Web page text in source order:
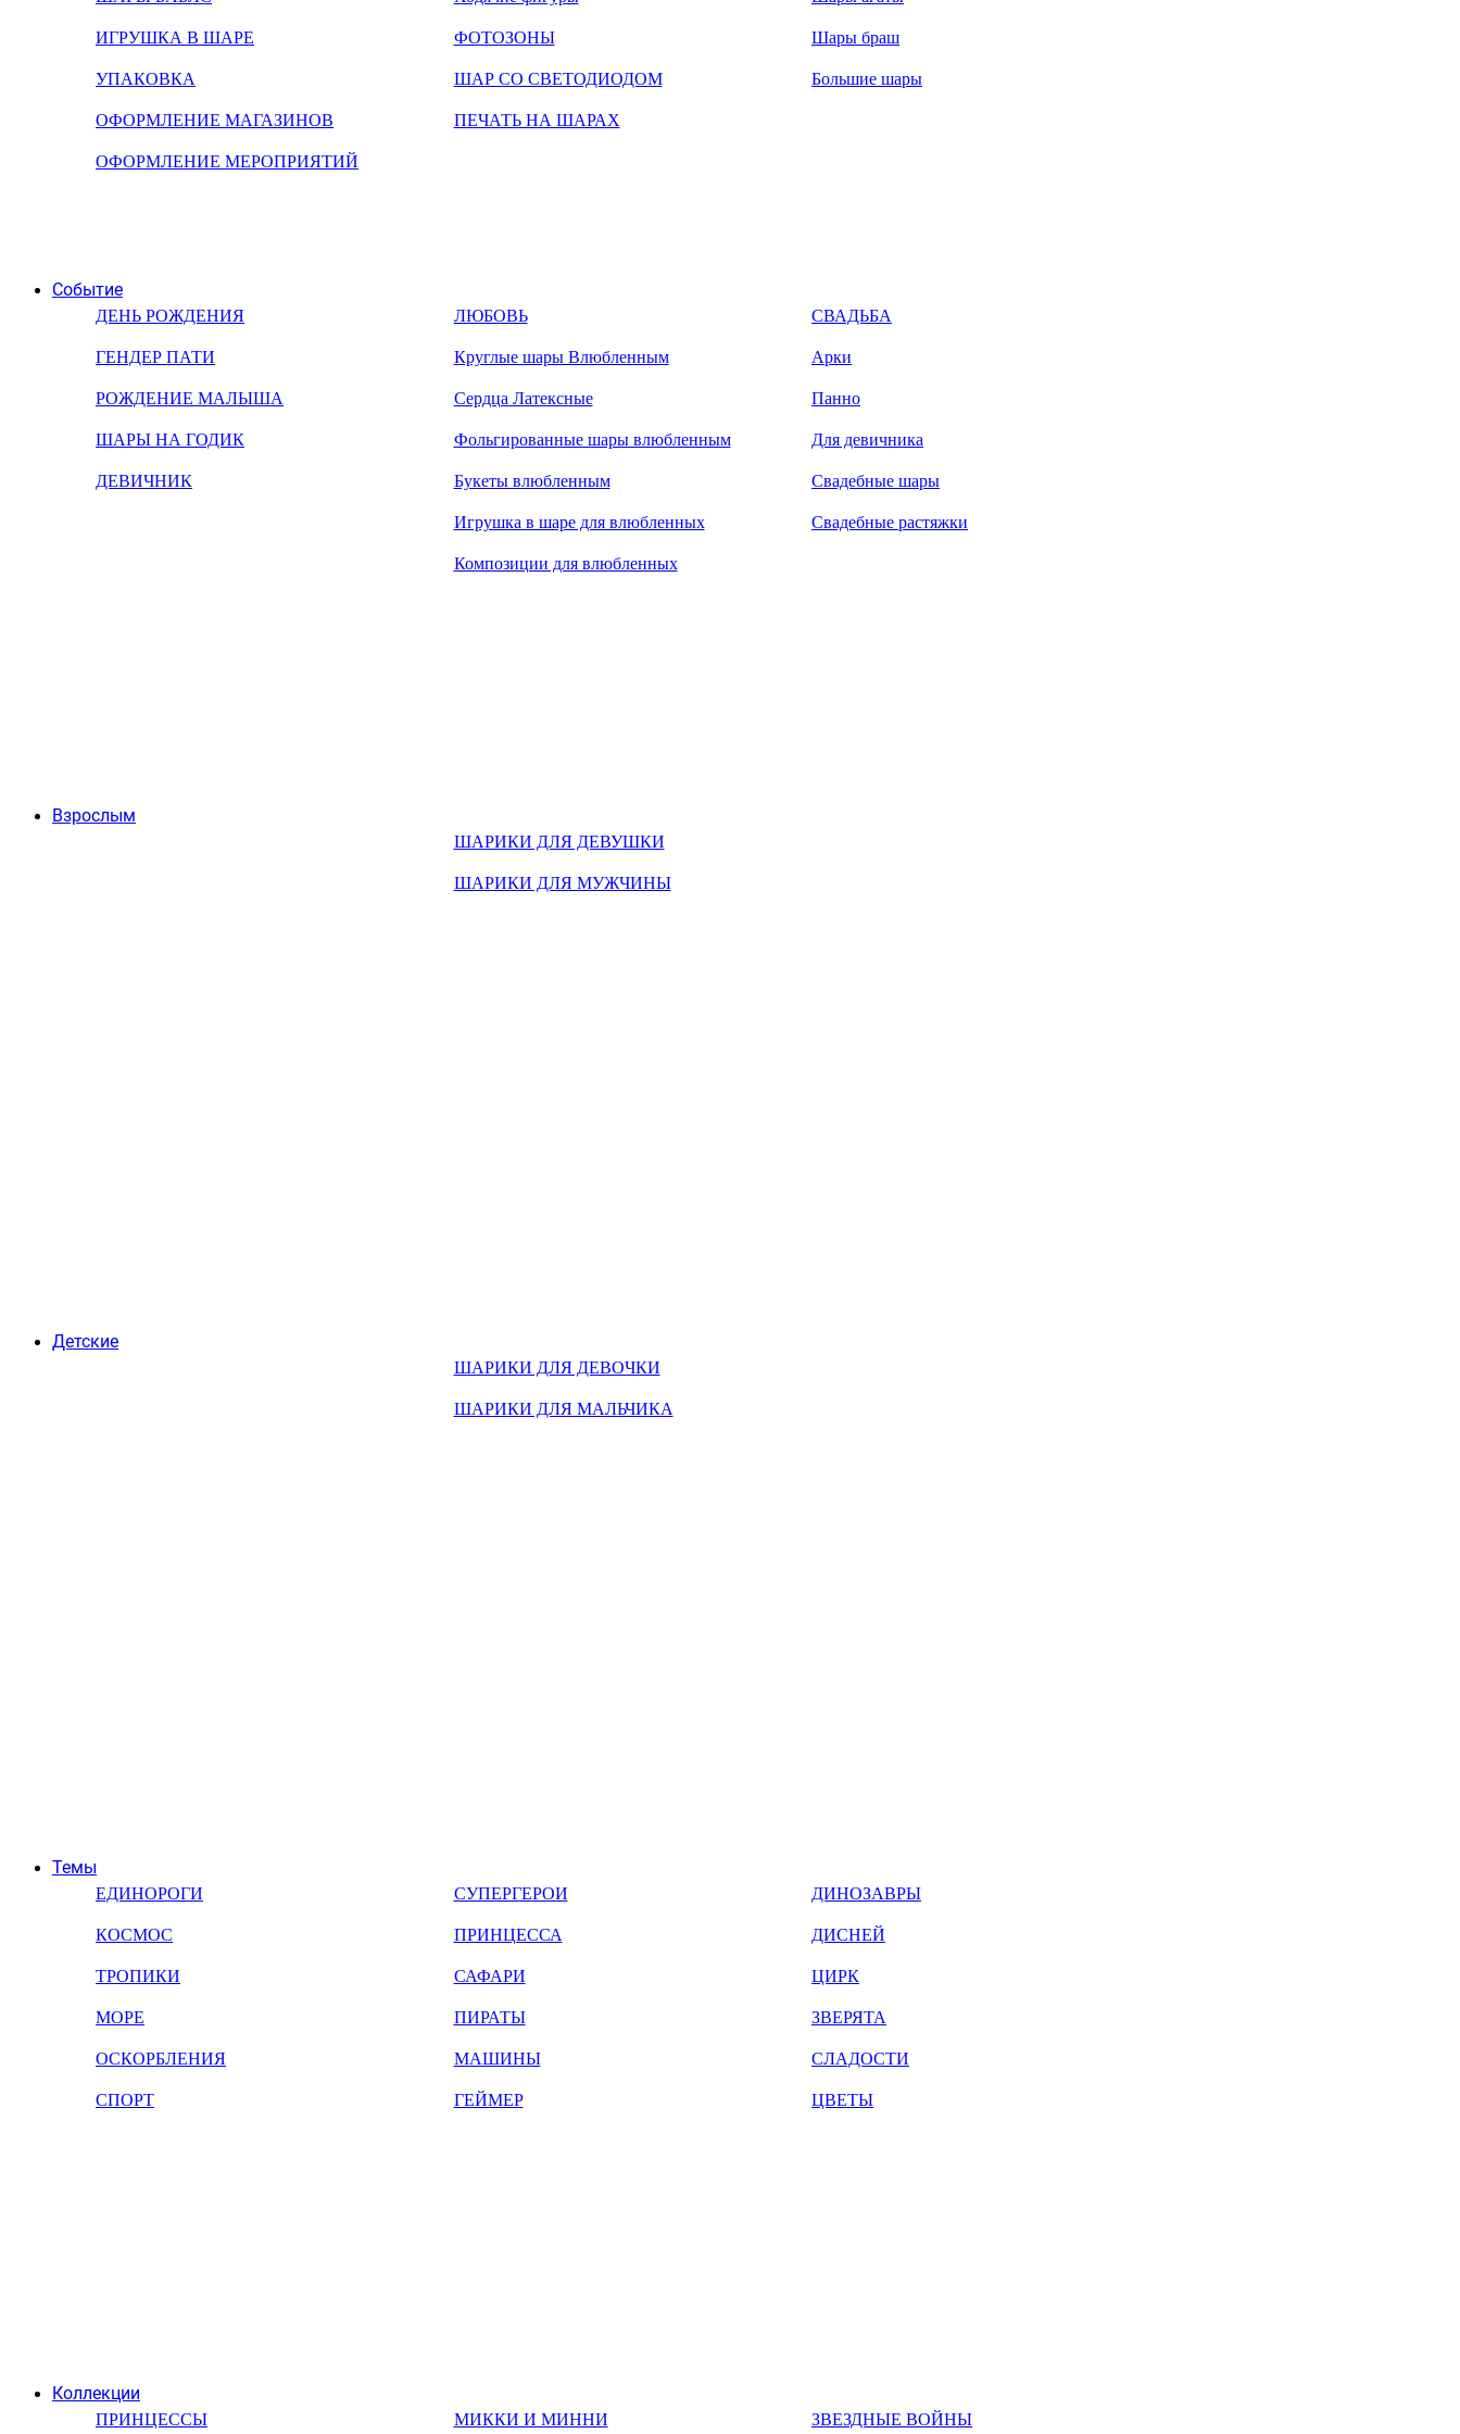
ИГРУШКА В ШАРЕ
УПАКОВКА
ОФОРМЛЕНИЕ МАГАЗИНОВ
ОФОРМЛЕНИЕ МЕРОПРИЯТИЙ
ФОТОЗОНЫ
ШАР СО СВЕТОДИОДОМ
ПЕЧАТЬ НА ШАРАХ
Шары браш
Большие шары
Событие
ДЕНЬ РОЖДЕНИЯ
ГЕНДЕР ПАТИ
РОЖДЕНИЕ МАЛЫША
ШАРЫ НА ГОДИК
ДЕВИЧНИК
ЛЮБОВЬ
Круглые шары Влюбленным
Сердца Латексные
Фольгированные шары влюбленным
Букеты влюбленным
Игрушка в шаре для влюбленных
Композиции для влюбленных
СВАДЬБА
Арки
Панно
Для девичника
Свадебные шары
Свадебные растяжки
Взрослым
ШАРИКИ ДЛЯ ДЕВУШКИ
ШАРИКИ ДЛЯ МУЖЧИНЫ
Детские
ШАРИКИ ДЛЯ ДЕВОЧКИ
ШАРИКИ ДЛЯ МАЛЬЧИКА
Темы
ЕДИНОРОГИ
КОСМОС
ТРОПИКИ
МОРЕ
ОСКОРБЛЕНИЯ
СПОРТ
СУПЕРГЕРОИ
ПРИНЦЕССА
САФАРИ
ПИРАТЫ
МАШИНЫ
ГЕЙМЕР
ДИНОЗАВРЫ
ДИСНЕЙ
ЦИРК
ЗВЕРЯТА
СЛАДОСТИ
ЦВЕТЫ
Коллекции
ПРИНЦЕССЫ МИККИ И МИННИ ЗВЕЗДНЫЕ ВОЙНЫ